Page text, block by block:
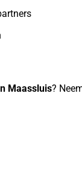
Maassluis?